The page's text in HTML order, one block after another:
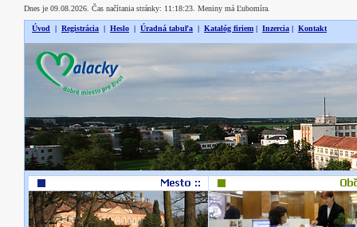
Dnes je 09.08.2026. Čas načítania stránky: 11:18:23. Meniny má Ľubomíra.
Úvod | Registrácia | Heslo | Úradná tabuľa | Katalóg firiem | Inzercia | Kontakt